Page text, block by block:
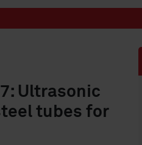
Ultrasonic
tubes for